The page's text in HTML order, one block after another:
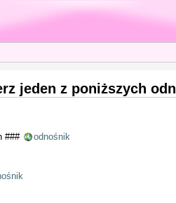
jeden z poniższych
###
odnośnik